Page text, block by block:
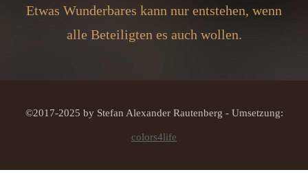
Etwas Wunderbares kann nur entstehen, wenn
alle Beteiligten es auch wollen.
©2017-2025 by Stefan Alexander Rautenberg - Umsetzung:
colors4life